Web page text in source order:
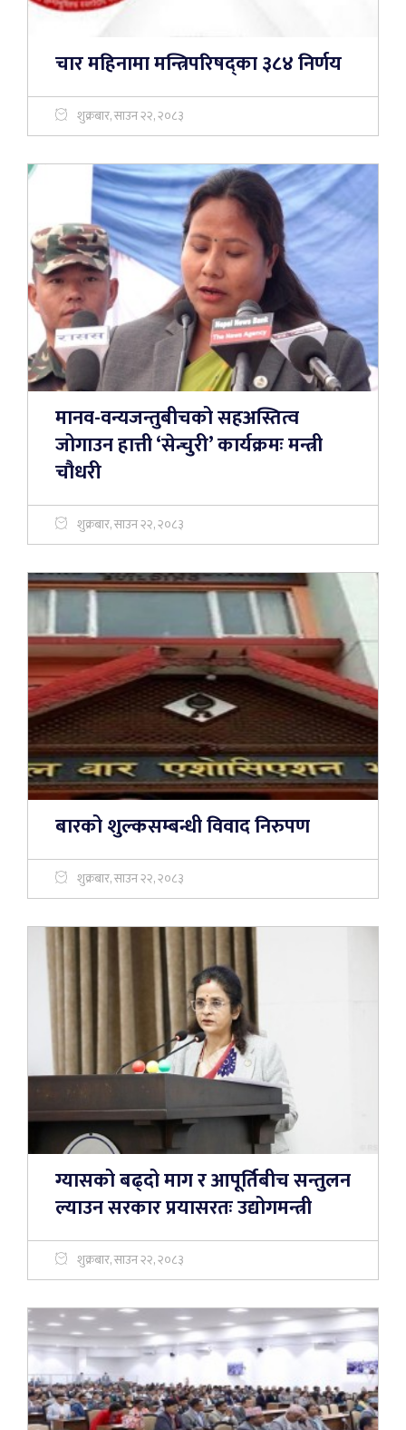
चार महिनामा मन्त्रिपरिषद्का ३८४ निर्णय
शुक्रबार, साउन २२, २०८३
मानव-वन्यजन्तुबीचको सहअस्तित्व
जोगाउन हात्ती ‘सेन्चुरी’ कार्यक्रमः मन्त्री
चौधरी
शुक्रबार, साउन २२, २०८३
बारको शुल्कसम्बन्धी विवाद निरुपण
शुक्रबार, साउन २२, २०८३
ग्यासको बढ्दो माग र आपूर्तिबीच सन्तुलन
ल्याउन सरकार प्रयासरतः उद्योगमन्त्री
शुक्रबार, साउन २२, २०८३